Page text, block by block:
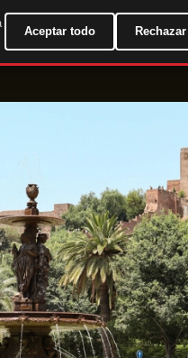
Aceptar todo Rechazar